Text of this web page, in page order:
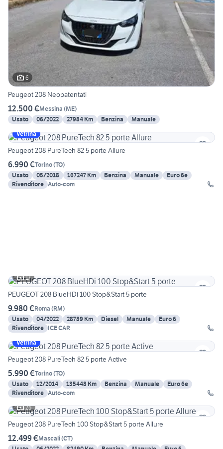
6
Peugeot 208 Neopatentati
12.500 €Messina (ME)
Usato
06/2022 27984 Km Benzina
Manuale
Vetrina
Peugeot 208 PureTech 82 5 porte Allure
6.990 €Torino(TO)
Usato
05/2018 167247 Km Benzina Manuale
Euro 6e
Rivenditore Auto-com
17
PEUGEOT 208 BlueHDi 100 Stop&Start 5 porte
9.980 €Roma (RM)
Usato
04/2022 28789 Km Diesel Manuale
Euro 6
Rivenditore ICE CAR
Vetrina
Peugeot 208 PureTech 82 5 porte Active
5.990 €Torino(TO)
Usato
12/2014 135448 Km Benzina Manuale
Euro 6e
Rivenditore Auto-com
25
Peugeot 208 PureTech 100 Stop&Start 5 porte Allure
12.499 €Mascali(CT)